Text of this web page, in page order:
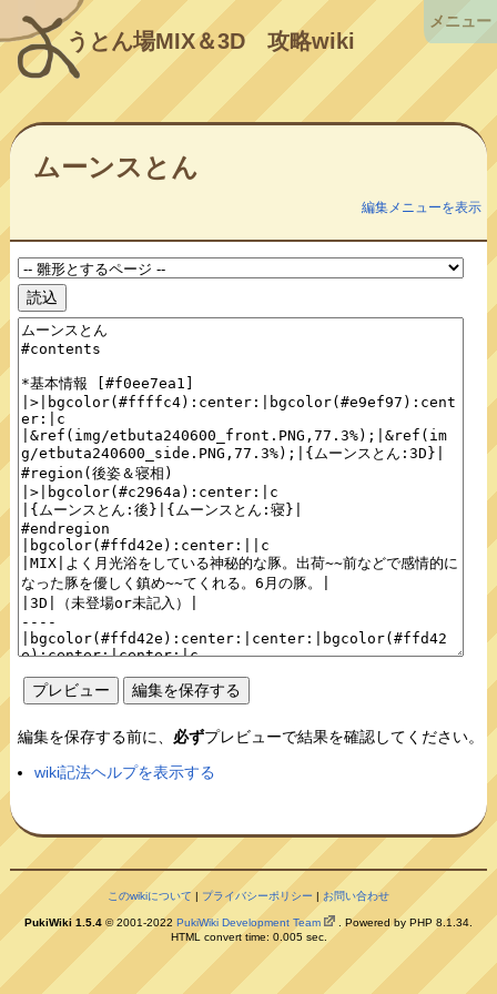
うとん場MIX＆3D攻略wiki
ムーンスとん
編集メニューを表示
編集を保存する前に、 必ずプレビューで結果を確認してください。
wiki記法ヘルプを表示する
このwikiについて | プライバシーポリシー | お問い合わせ
PukiWiki 1.5.4 © 2001-2022 PukiWiki Development Team
. Powered by PHP 8.1.34.
HTML convert time: 0.005 sec.
メニュー